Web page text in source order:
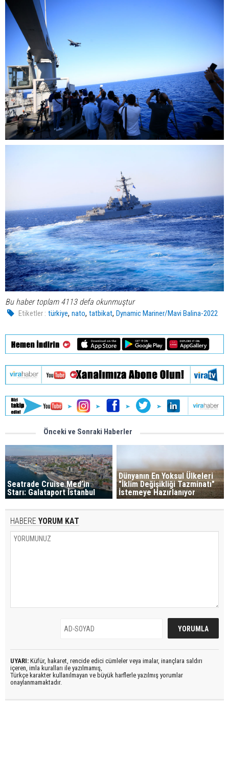
Bu haber toplam 4113 defa okunmuştur
Etiketler : türkiye,nato,tatbikat,Dynamic Mariner/Mavi Balina-2022
Önceki ve Sonraki Haberler
Seatrade Cruise Med’in
Starı: Galataport İstanbul
Dünyanın En Yoksul Ülkeleri
"İklim Değişikliği Tazminatı"
İstemeye Hazırlanıyor
HABERE YORUM KAT
UYARI: Küfür, hakaret, rencide edici cümleler veya imalar, inançlara saldırı
içeren, imla kuralları ile yazılmamış,
Türkçe karakter kullanılmayan ve büyük harflerle yazılmış yorumlar
onaylanmamaktadır.